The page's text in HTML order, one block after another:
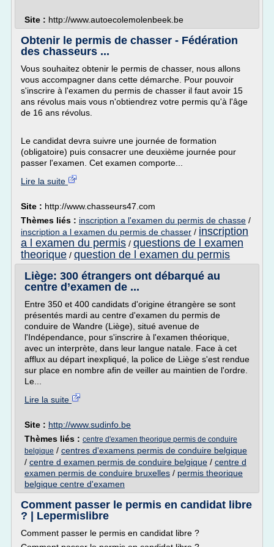
Site : http://www.autoecolemolenbeek.be
Obtenir le permis de chasser - Fédération
des chasseurs ...
Vous souhaitez obtenir le permis de chasser, nous allons
vous accompagner dans cette démarche. Pour pouvoir
s'inscrire à l'examen du permis de chasser il faut avoir 15
ans révolus mais vous n'obtiendrez votre permis qu'à l'âge
de 16 ans révolus.
Le candidat devra suivre une journée de formation
(obligatoire) puis consacrer une deuxième journée pour
passer l'examen. Cet examen comporte...
Lire la suite
Site : http://www.chasseurs47.com
Thèmes liés : inscription a l'examen du permis de chasse /
inscription a l examen du permis de chasser / inscription
a l examen du permis / questions de l examen
theorique / question de l examen du permis
Liège: 300 étrangers ont débarqué au
centre d’examen de ...
Entre 350 et 400 candidats d'origine étrangère se sont
présentés mardi au centre d'examen du permis de
conduire de Wandre (Liège), situé avenue de
l'Indépendance, pour s'inscrire à l'examen théorique,
avec un interprète, dans leur langue natale. Face à cet
afflux au départ inexpliqué, la police de Liège s'est rendue
sur place en nombre afin de veiller au maintien de l'ordre.
Le...
Lire la suite
Site : http://www.sudinfo.be
Thèmes liés : centre d'examen theorique permis de conduire
belgique / centres d'examens permis de conduire belgique
/ centre d examen permis de conduire belgique / centre d
examen permis de conduire bruxelles / permis theorique
belgique centre d'examen
Comment passer le permis en candidat libre
? | Lepermislibre
Comment passer le permis en candidat libre ?